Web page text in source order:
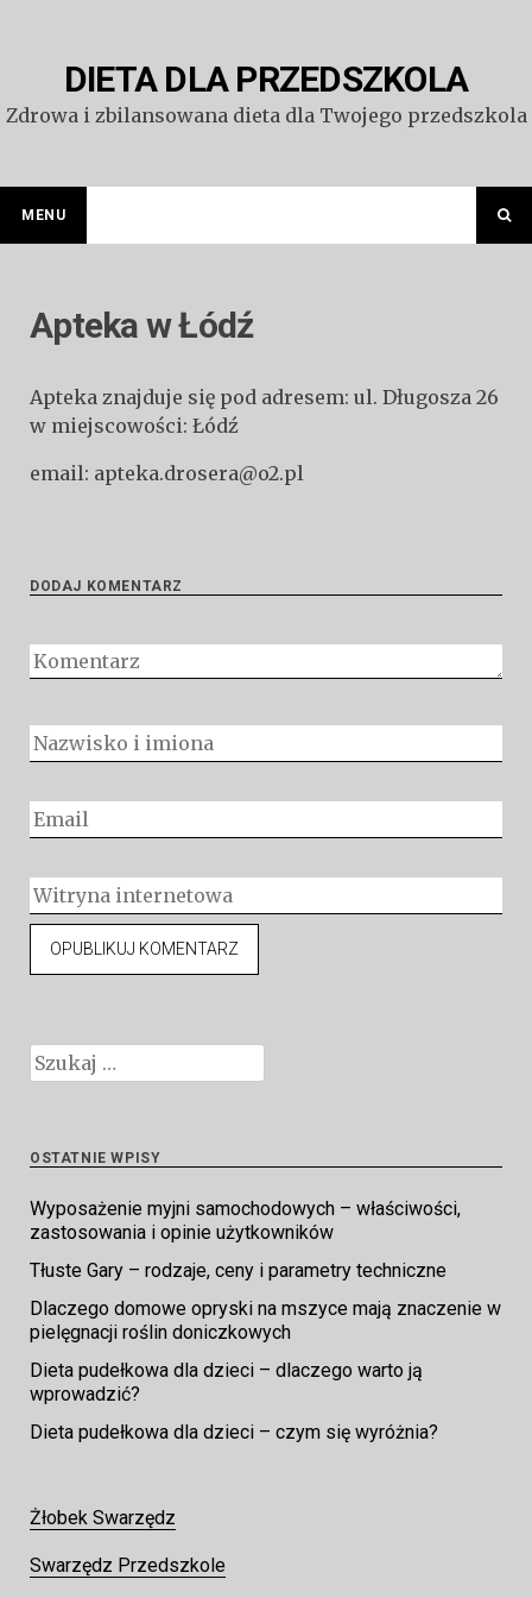
DIETA DLA PRZEDSZKOLA
Zdrowa i zbilansowana dieta dla Twojego przedszkola
MENU
Apteka w Łódź
Apteka znajduje się pod adresem: ul. Długosza 26
w miejscowości: Łódź
email: apteka.drosera@o2.pl
DODAJ KOMENTARZ
Szukaj:
OSTATNIE WPISY
Wyposażenie myjni samochodowych – właściwości,
zastosowania i opinie użytkowników
Tłuste Gary – rodzaje, ceny i parametry techniczne
Dlaczego domowe opryski na mszyce mają znaczenie w
pielęgnacji roślin doniczkowych
Dieta pudełkowa dla dzieci – dlaczego warto ją
wprowadzić?
Dieta pudełkowa dla dzieci – czym się wyróżnia?
Żłobek Swarzędz
Swarzędz Przedszkole